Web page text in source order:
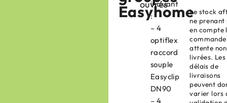
Easyhome
ouvrés
incluant
:
– 4
optiflex
raccord
souple
Easyclip
DN90
– 4
Le stock
ne prenant
en compte
attente non
livrées. Les
délais de
livraisons
peuvent
varier lors